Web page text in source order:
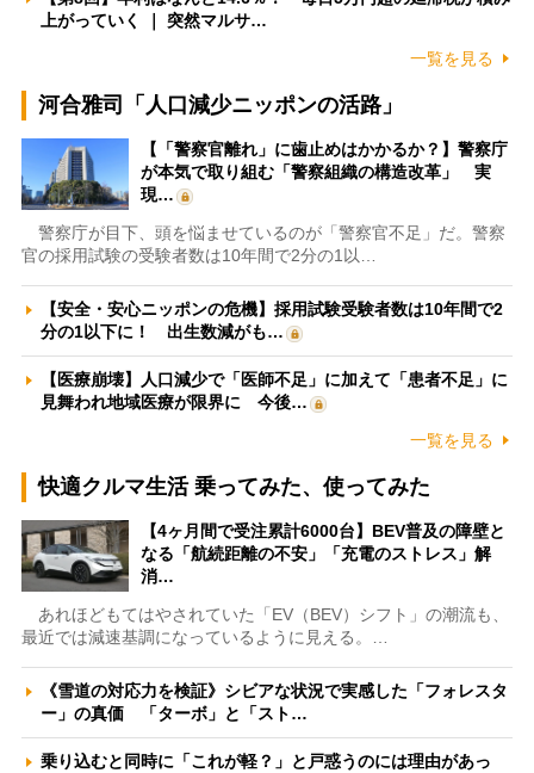
上がっていく ｜ 突然マルサ…
一覧を見る
河合雅司「人口減少ニッポンの活路」
【「警察官離れ」に歯止めはかかるか？】警察庁
が本気で取り組む「警察組織の構造改革」 実
現…
警察庁が目下、頭を悩ませているのが「警察官不足」だ。警察
官の採用試験の受験者数は10年間で2分の1以…
【安全・安心ニッポンの危機】採用試験受験者数は10年間で2
分の1以下に！ 出生数減がも…
【医療崩壊】人口減少で「医師不足」に加えて「患者不足」に
見舞われ地域医療が限界に 今後…
一覧を見る
快適クルマ生活 乗ってみた、使ってみた
【4ヶ月間で受注累計6000台】BEV普及の障壁と
なる「航続距離の不安」「充電のストレス」解
消…
あれほどもてはやされていた「EV（BEV）シフト」の潮流も、
最近では減速基調になっているように見える。…
《雪道の対応力を検証》シビアな状況で実感した「フォレスタ
ー」の真価 「ターボ」と「スト…
乗り込むと同時に「これが軽？」と戸惑うのには理由があっ